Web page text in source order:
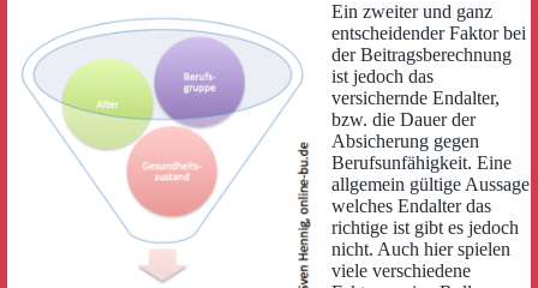
Ein zweiter und ganz
entscheidender Faktor bei
der Beitragsberechnung
ist jedoch das
versichernde Endalter,
bzw. die Dauer der
Absicherung gegen
Berufsunfähigkeit. Eine
allgemein gültige Aussage
welches Endalter das
richtige ist gibt es jedoch
nicht. Auch hier spielen
viele verschiedene